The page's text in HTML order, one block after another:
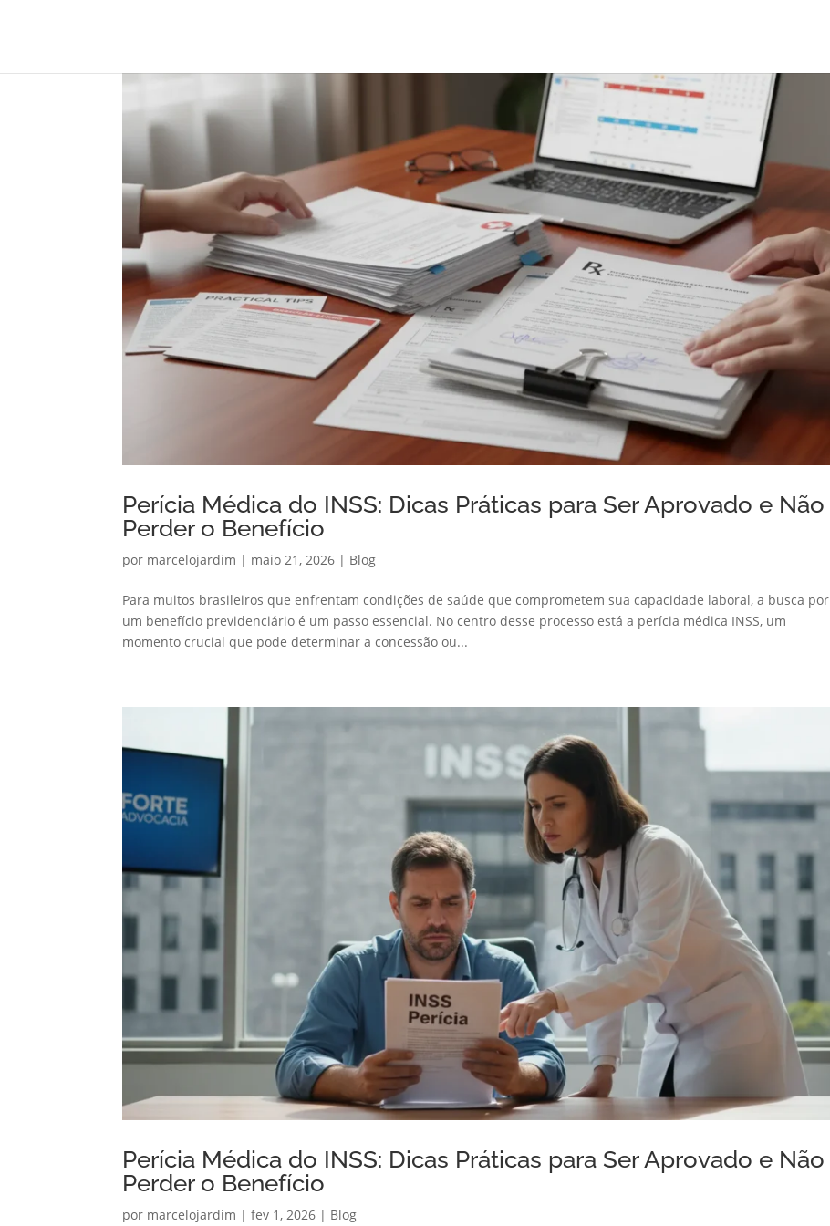
Perícia Médica do INSS: Dicas Práticas para Ser Aprovado e Não
Perder o Benefício
por marcelojardim | maio 21, 2026 | Blog
Para muitos brasileiros que enfrentam condições de saúde que comprometem sua capacidade laboral, a busca por
um benefício previdenciário é um passo essencial. No centro desse processo está a perícia médica INSS, um
momento crucial que pode determinar a concessão ou...
Perícia Médica do INSS: Dicas Práticas para Ser Aprovado e Não
Perder o Benefício
por marcelojardim |fev 1, 2026 | Blog